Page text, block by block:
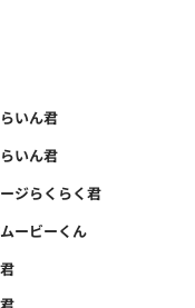
いん君
いん君
ービーくん
ジらくらく君